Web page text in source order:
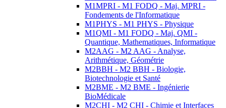
M1MPRI - M1 FODQ - Maj. MPRI -
Fondements de l'Informatique
M1PHYS - M1 PHYS - Physique
M1QMI - M1 FODQ - Maj. QMI -
Quantique, Mathematiques, Informatique
M2AAG - M2 AAG - Analyse,
Arithmétique, Géométrie
M2BBH - M2 BBH - Biologie,
Biotechnologie et Santé
M2BME - M2 BME - Ingénierie
BioMédicale
M2CHI - M2 CHI - Chimie et Interfaces